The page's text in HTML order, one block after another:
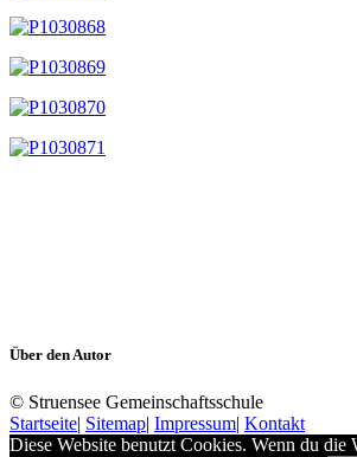
Über den Autor
© Struensee Gemeinschaftsschule
Startseite| Sitemap| Impressum| Kontakt
Diese Website benutzt Cookies. Wenn du die